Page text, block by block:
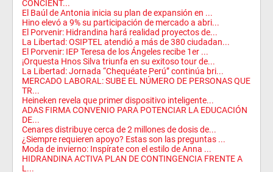
CONCIENT...
El Baúl de Antonia inicia su plan de expansión en ...
Hino elevó a 9% su participación de mercado a abri...
El Porvenir: Hidrandina hará realidad proyectos de...
La Libertad: OSIPTEL atendió a más de 380 ciudadan...
El Porvenir: IEP Teresa de los Ángeles recibe 1er ...
¡Orquesta Hnos Silva triunfa en su exitoso tour de...
La Libertad: Jornada “Chequéate Perú” continúa bri...
MERCADO LABORAL: SUBE EL NÚMERO DE PERSONAS QUE
TR...
Heineken revela que primer dispositivo inteligente...
ADAS FIRMA CONVENIO PARA POTENCIAR LA EDUCACIÓN
DE...
Cenares distribuye cerca de 2 millones de dosis de...
¿Siempre requieren apoyo? Estas son las preguntas ...
Moda de invierno: Inspírate con el estilo de Anna ...
HIDRANDINA ACTIVA PLAN DE CONTINGENCIA FRENTE A
L...